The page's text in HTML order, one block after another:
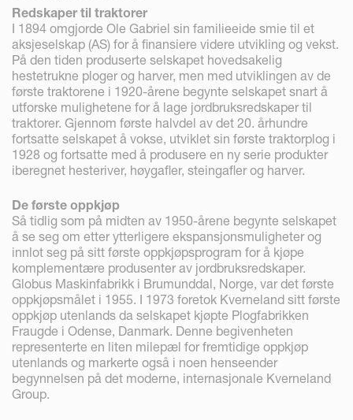
Redskaper til traktorer
I 1894 omgjorde Ole Gabriel sin familieeide smie til et
aksjeselskap (AS) for å finansiere videre utvikling og vekst.
På den tiden produserte selskapet hovedsakelig
hestetrukne ploger og harver, men med utviklingen av de
første traktorene i 1920-årene begynte selskapet snart å
utforske mulighetene for å lage jordbruksredskaper til
traktorer. Gjennom første halvdel av det 20. århundre
fortsatte selskapet å vokse, utviklet sin første traktorplog i
1928 og fortsatte med å produsere en ny serie produkter
iberegnet hesteriver, høygafler, steingafler og harver.
De første oppkjøp
Så tidlig som på midten av 1950-årene begynte selskapet
å se seg om etter ytterligere ekspansjonsmuligheter og
innlot seg på sitt første oppkjøpsprogram for å kjøpe
komplementære produsenter av jordbruksredskaper.
Globus Maskinfabrikk i Brumunddal, Norge, var det første
oppkjøpsmålet i 1955. I 1973 foretok Kverneland sitt første
oppkjøp utenlands da selskapet kjøpte Plogfabrikken
Fraugde i Odense, Danmark. Denne begivenheten
representerte en liten milepæl for fremtidige oppkjøp
utenlands og markerte også i noen henseender
begynnelsen på det moderne, internasjonale Kverneland
Group.